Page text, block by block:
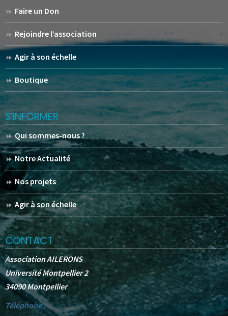
Faire un Don
Rejoindre l’association
Agir à son échelle
Boutique
S’INFORMER
Qui sommes-nous ?
Notre Actualité
Nos projets
Agir à son échelle
CONTACT
Association AILERONS
Université Montpellier 2
34090 Montpellier
Téléphone :